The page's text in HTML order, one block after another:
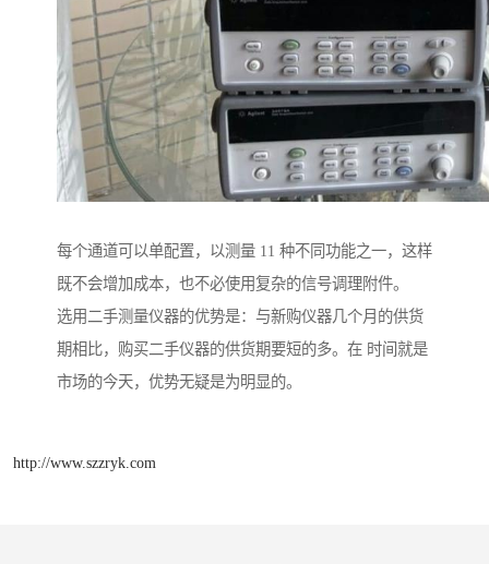
每个通道可以单配置，以测量 11 种不同功能之一，这样
既不会增加成本，也不必使用复杂的信号调理附件。
选用二手测量仪器的优势是：与新购仪器几个月的供货
期相比，购买二手仪器的供货期要短的多。在 时间就是
市场的今天，优势无疑是为明显的。
http://www.szzryk.com